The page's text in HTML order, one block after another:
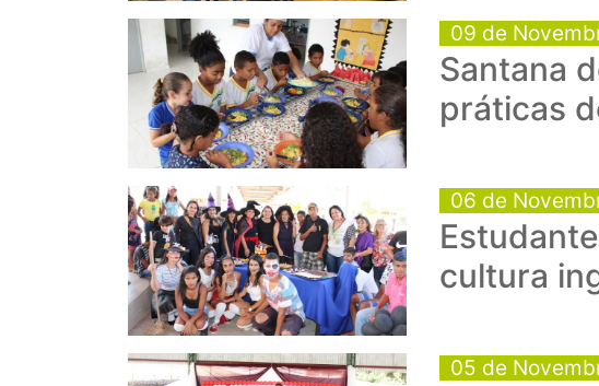
09 de
Santana
práticas
06 de
cultura
05 de